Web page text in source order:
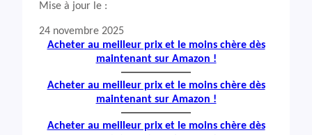
Mise à jour le :
24 novembre 2025
Acheter au meilleur prix et le moins chère dès
maintenant sur Amazon !
Acheter au meilleur prix et le moins chère dès
maintenant sur Amazon !
Acheter au meilleur prix et le moins chère dès